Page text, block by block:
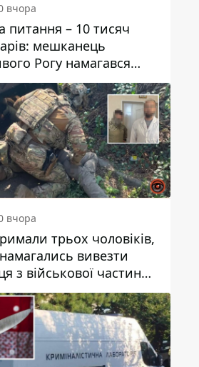
вчора
питання – 10 тисяч
мешканець
Рогу намагався
чоловіка до
вчора
трьох чоловіків,
вивезти
з військової частини
за 7 тисяч
серед них був лікар